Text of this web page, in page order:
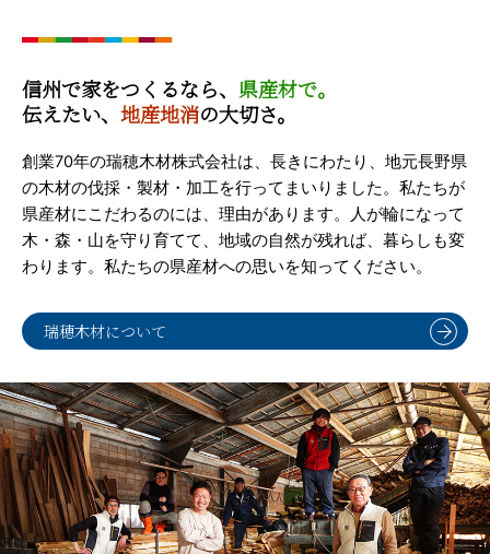
信州で家をつくるなら、 県産材で。
伝えたい、 地産地消の大切さ。
創業70年の瑞穂木材株式会社は、長きにわたり、地元長野県
の木材の伐採・製材・加工を行ってまいりました。私たちが
県産材にこだわるのには、理由があります。人が輪になって
木・森・山を守り育てて、地域の自然が残れば、暮らしも変
わります。私たちの県産材への思いを知ってください。
瑞穂木材について